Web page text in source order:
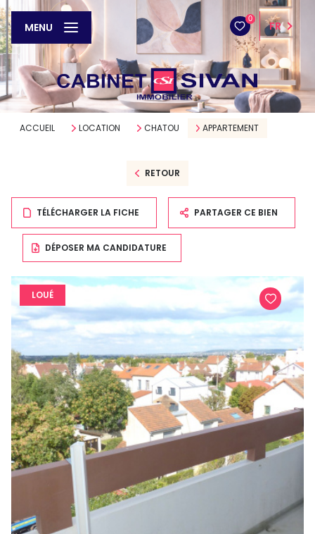
0
FR
MENU
ACCUEIL LOCATION CHATOU APPARTEMENT
RETOUR
TÉLÉCHARGER LA FICHE PARTAGER CE BIEN
DÉPOSER MA CANDIDATURE
LOUÉ